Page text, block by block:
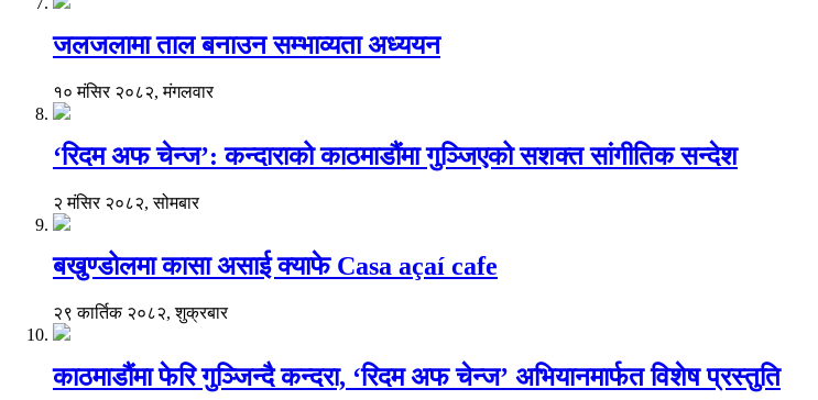
जलजलामा ताल बनाउन सम्भाव्यता अध्ययन
१० मंसिर २०८२, मंगलवार
‘रिदम अफ चेन्ज’: कन्दाराको काठमाडौंमा गुञ्जिएको सशक्त सांगीतिक सन्देश
२ मंसिर २०८२, सोमबार
बखुण्डोलमा कासा असाई क्याफे Casa açaí cafe
२९ कार्तिक २०८२, शुक्रबार
काठमाडौंमा फेरि गुञ्जिन्दै कन्दरा, ‘रिदम अफ चेन्ज’ अभियानमार्फत विशेष प्रस्तुति